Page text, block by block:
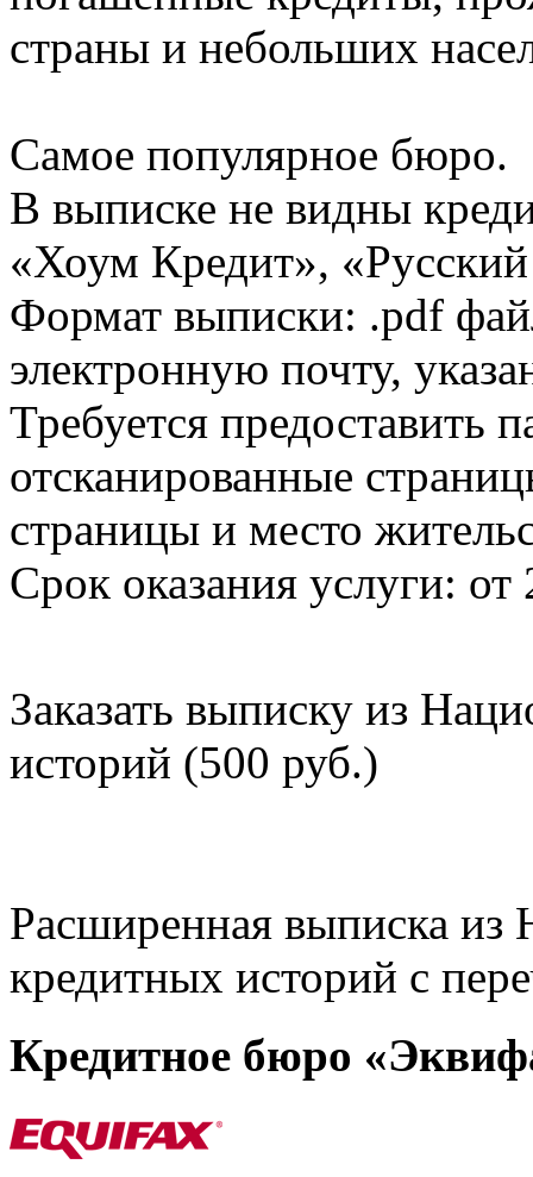
страны и небольших
Самое популярное бюро.
В выписке не видны
«Хоум Кредит»,
Формат выписки: .pdf
электронную почту,
Требуется предоставить
отсканированные
страницы и место
Срок оказания услуги: от
Заказать выписку из
историй (500 руб.)
Расширенная выписка из
кредитных историй с
Кредитное бюро